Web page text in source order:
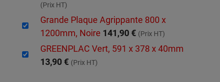
(Prix HT)
Grande Plaque Agrippante 800 x
1200mm, Noire 141,90 € (Prix HT)
GREENPLAC Vert, 591 x 378 x 40mm
13,90 € (Prix HT)